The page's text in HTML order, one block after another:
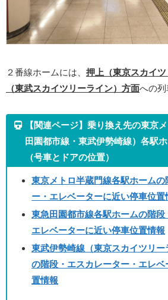
２番線ホームには、 押上（東京スカイ
（東武スカイツリーライン）方面への列
【関連ページ】乗り換え先の東京
田園都市線・東武伊勢崎線）各駅
（号車とドアの位置）
東京メトロ半蔵門線各駅ホームの
ー・エレベーターに近い停車位置
東急田園都市線各駅ホームの階段
エレベーターに近い停車位置情報
東武伊勢崎線（東京スカイツリ
の階段・エスカレーター・エレ
置情報